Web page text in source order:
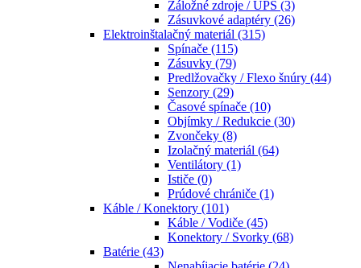
Záložné zdroje / UPS (3)
Zásuvkové adaptéry (26)
Elektroinštalačný materiál (315)
Spínače (115)
Zásuvky (79)
Predlžovačky / Flexo šnúry (44)
Senzory (29)
Časové spínače (10)
Objímky / Redukcie (30)
Zvončeky (8)
Izolačný materiál (64)
Ventilátory (1)
Ističe (0)
Prúdové chrániče (1)
Káble / Konektory (101)
Káble / Vodiče (45)
Konektory / Svorky (68)
Batérie (43)